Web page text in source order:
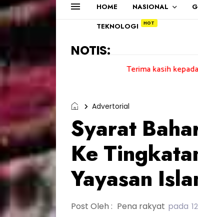
HOME NASIONAL
TEKNOLOGI
NOTIS:
Terima kasih kepada semua
Advertorial
Syarat
Ke
Yayasan
Post Oleh : Pena rakyat pada